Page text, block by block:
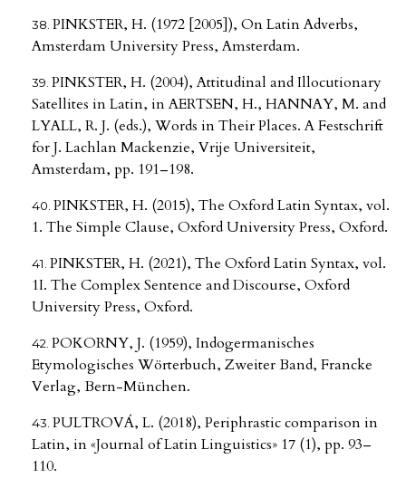
PINKSTER, H. (1972 [2005]), On Latin Adverbs,
Amsterdam University Press, Amsterdam.
PINKSTER, H. (2004), Attitudinal and Illocutionary
Satellites in Latin, in AERTSEN, H., HANNAY, M. and
LYALL, R. J. (eds.), Words in Their Places. A Festschrift
for J. Lachlan Mackenzie, Vrije Universiteit,
Amsterdam, pp. 191–198.
PINKSTER, H. (2015), The Oxford Latin Syntax, vol.
1. The Simple Clause, Oxford University Press, Oxford.
PINKSTER, H. (2021), The Oxford Latin Syntax, vol.
1I. The Complex Sentence and Discourse, Oxford
University Press, Oxford.
POKORNY, J. (1959), Indogermanisches
Etymologisches Wörterbuch, Zweiter Band, Francke
Verlag, Bern-München.
PULTROVÁ, L. (2018), Periphrastic comparison in
Latin, in «Journal of Latin Linguistics» 17 (1), pp. 93–
110.